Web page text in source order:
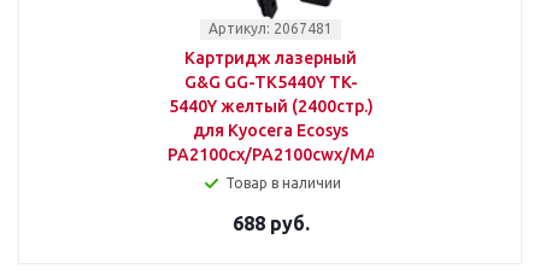
Артикул: 2067481
Картридж лазерный
G&G GG-TK5440Y TK-
5440Y желтый (2400стр.)
для Kyocera Ecosys
PA2100cx/PA2100cwx/MA2100cfx/
Товар в наличии
688 руб.